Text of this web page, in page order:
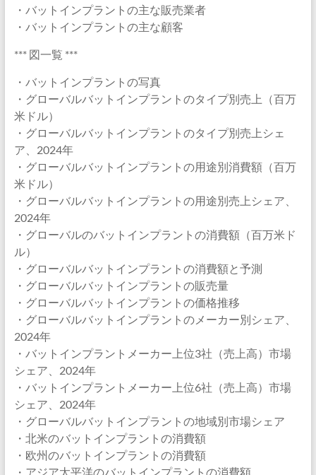
・バットインプラントの主な販売業者
・バットインプラントの主な顧客
*** 図一覧 ***
・バットインプラントの写真
・グローバルバットインプラントのタイプ別売上（百万
米ドル）
・グローバルバットインプラントのタイプ別売上シェ
ア、2024年
・グローバルバットインプラントの用途別消費額（百万
米ドル）
・グローバルバットインプラントの用途別売上シェア、
2024年
・グローバルのバットインプラントの消費額（百万米ド
ル）
・グローバルバットインプラントの消費額と予測
・グローバルバットインプラントの販売量
・グローバルバットインプラントの価格推移
・グローバルバットインプラントのメーカー別シェア、
2024年
・バットインプラントメーカー上位3社（売上高）市場
シェア、2024年
・バットインプラントメーカー上位6社（売上高）市場
シェア、2024年
・グローバルバットインプラントの地域別市場シェア
・北米のバットインプラントの消費額
・欧州のバットインプラントの消費額
・アジア太平洋のバットインプラントの消費額